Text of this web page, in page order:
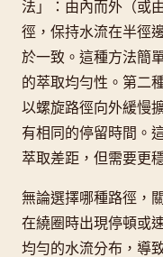
法」：由內而外（或
徑，保持水流在半徑
於一致。這種方法簡
的萃取均勻性。第二
以螺旋路徑向外緩慢
有相同的停留時間。
萃取差距，但需要更
無論選擇哪種路徑，
在繞圈時出現停頓或
均勻的水流分布，導